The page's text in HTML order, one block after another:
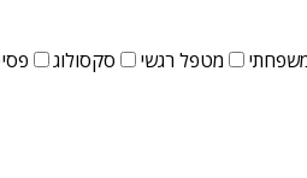
מטפל רגשי סקסולוג